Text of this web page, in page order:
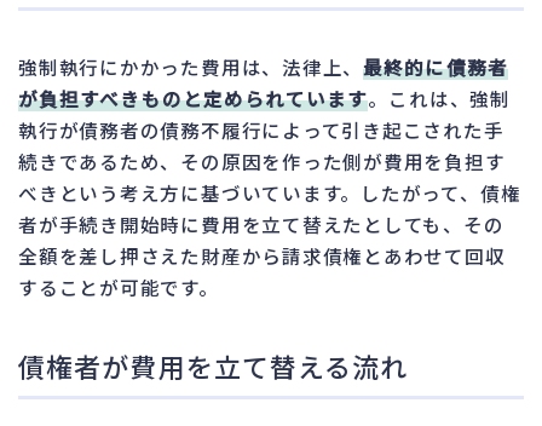
強制執行にかかった費用は、法律上、最終的に債務者
が負担すべきものと定められています。これは、強制
執行が債務者の債務不履行によって引き起こされた手
続きであるため、その原因を作った側が費用を負担す
べきという考え方に基づいています。したがって、債権
者が手続き開始時に費用を立て替えたとしても、その
全額を差し押さえた財産から請求債権とあわせて回収
することが可能です。
債権者が費用を立て替える流れ